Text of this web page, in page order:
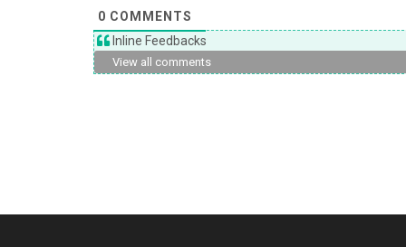
0 COMMENTS
Inline Feedbacks
View all comments